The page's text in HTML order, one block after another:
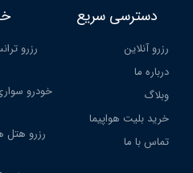
دسترسی سریع
رزرو آنلاین
درباره ما
وبلاگ
خرید بلیت هواپیما
تماس با ما
رزرو
خودرو
رزرو هتل